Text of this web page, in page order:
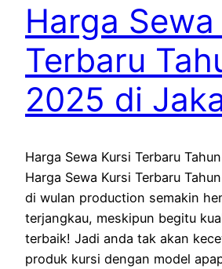
Harga
Terbaru
2025 di
Harga Sewa Kursi Terbaru
Harga Sewa Kursi Terbaru
di wulan production semakin
terjangkau, meskipun begitu
terbaik! Jadi anda tak akan
produk kursi dengan model